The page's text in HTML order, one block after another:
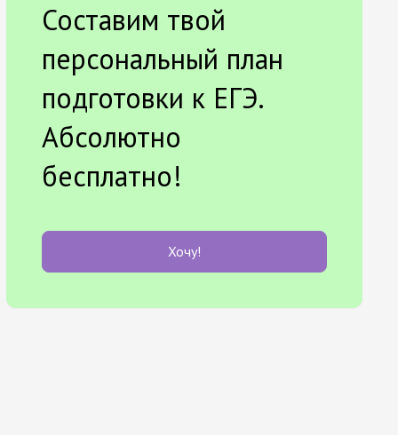
Составим твой
персональный план
подготовки к ЕГЭ.
Абсолютно
бесплатно!
Хочу!